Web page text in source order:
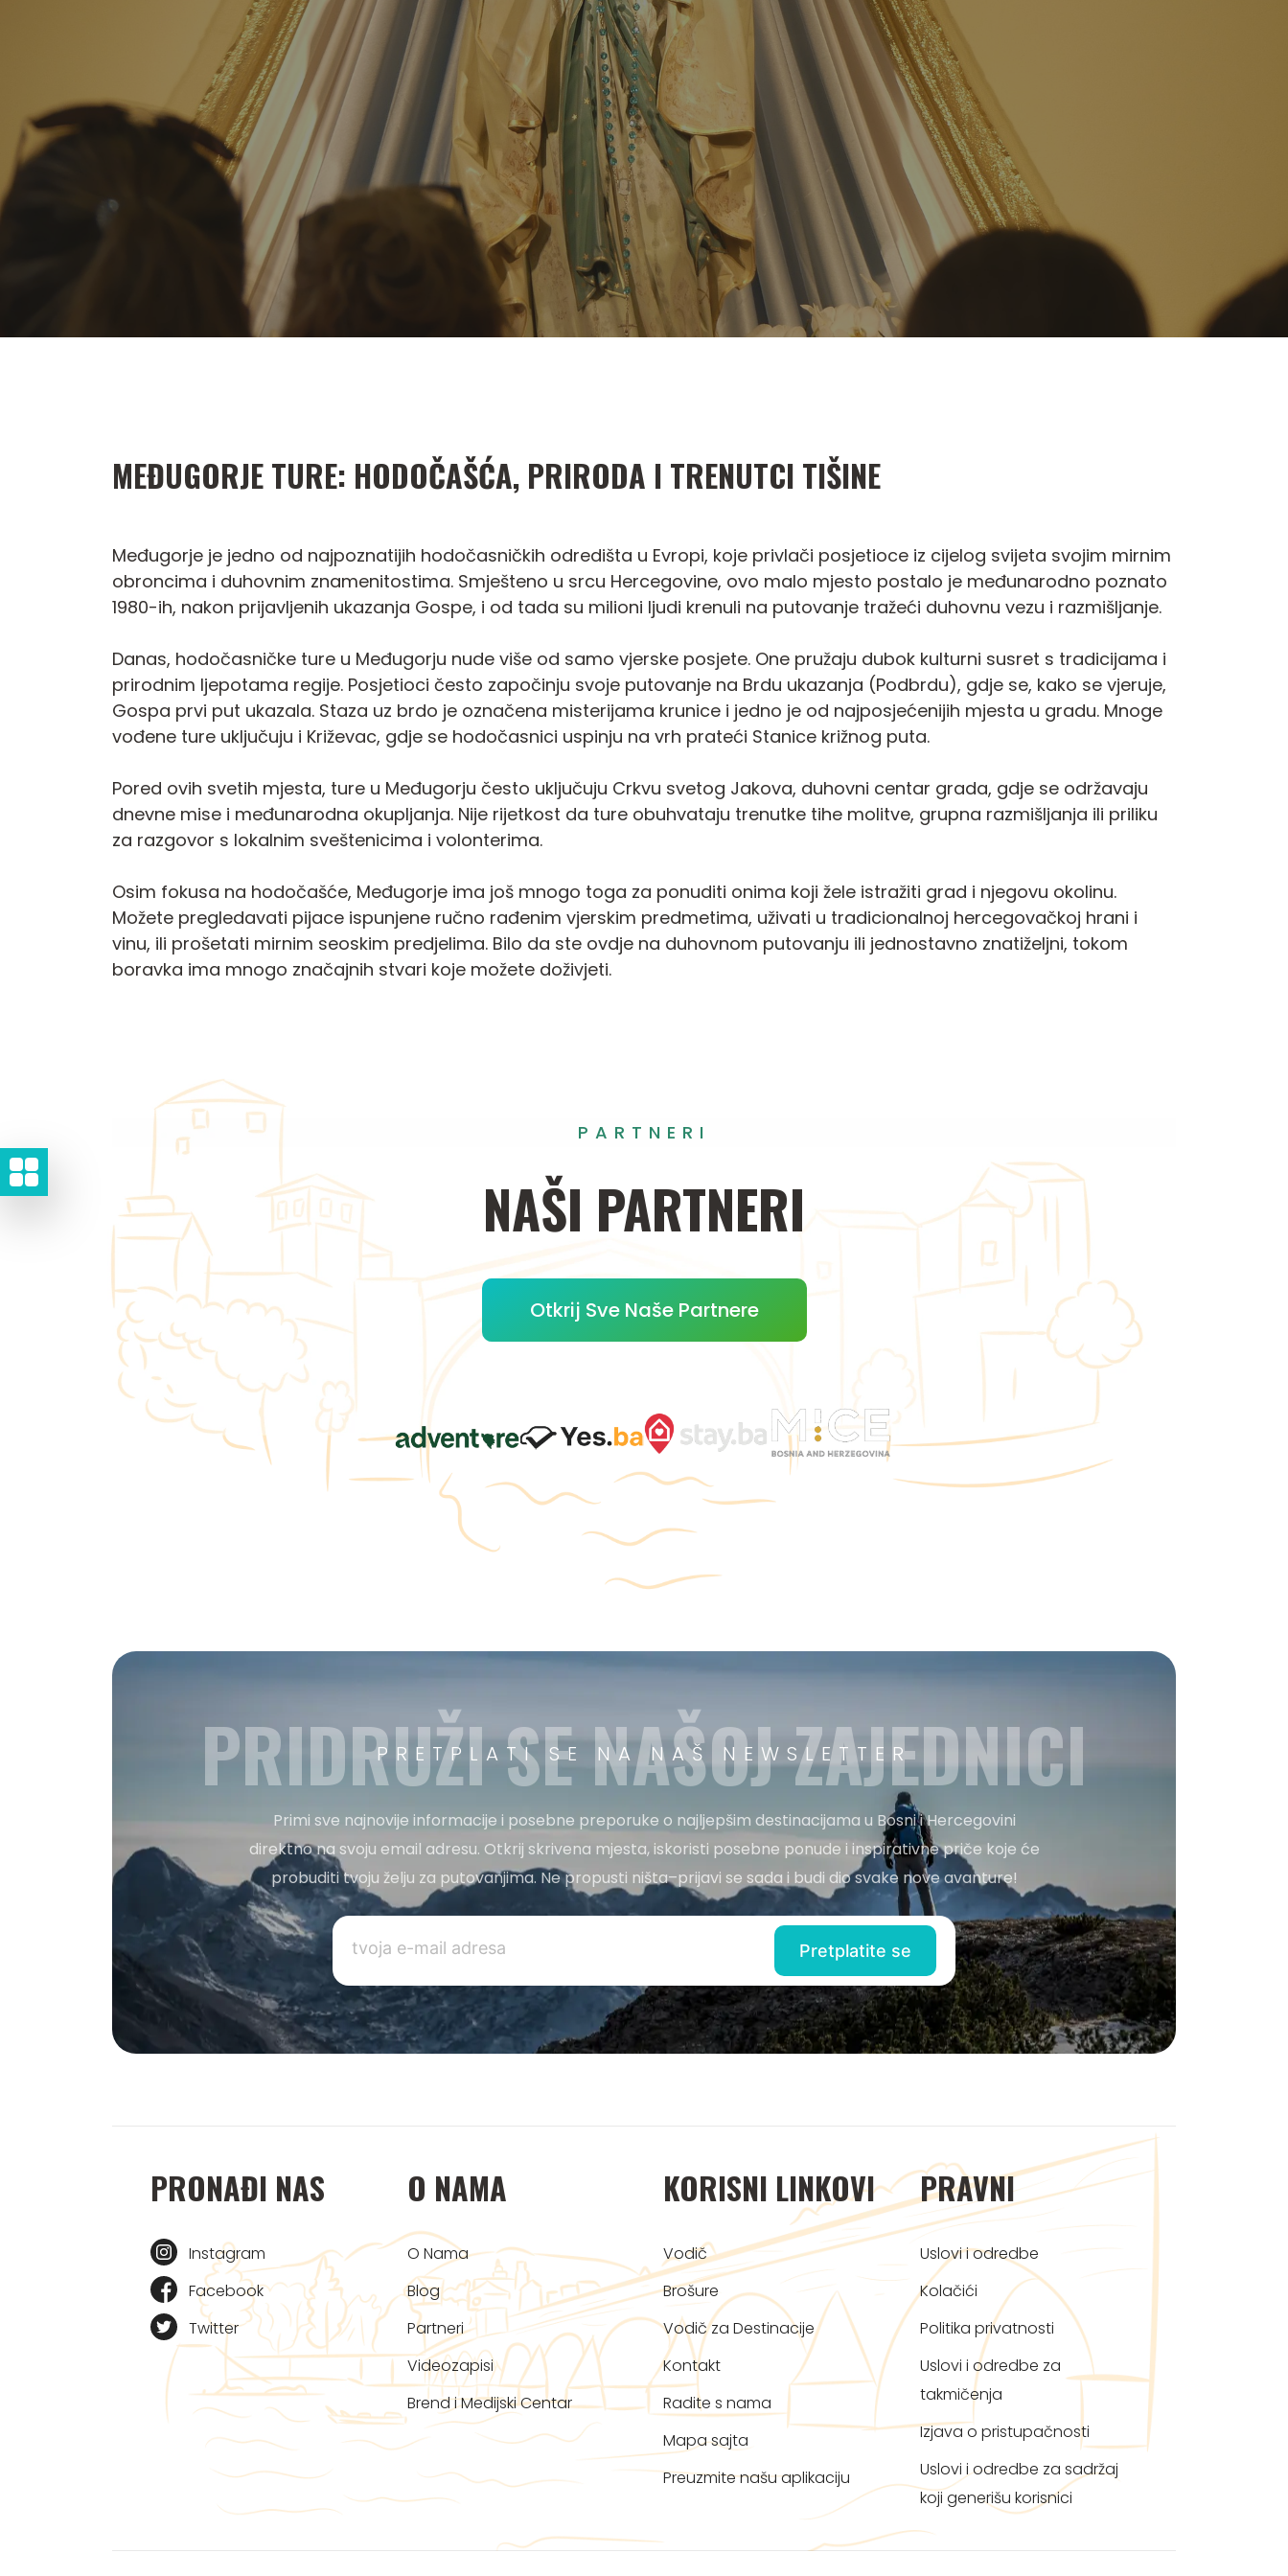
MEĐUGORJE TURE: HODOČAŠĆA, PRIRODA I TRENUTCI TIŠINE
Međugorje je jedno od najpoznatijih hodočasničkih odredišta u Evropi, koje privlači posjetioce iz cijelog svijeta svojim mirnim
obroncima i duhovnim znamenitostima. Smješteno u srcu Hercegovine, ovo malo mjesto postalo je međunarodno poznato
1980-ih, nakon prijavljenih ukazanja Gospe, i od tada su milioni ljudi krenuli na putovanje tražeći duhovnu vezu i razmišljanje.
Danas, hodočasničke ture u Međugorju nude više od samo vjerske posjete. One pružaju dubok kulturni susret s tradicijama i
prirodnim ljepotama regije. Posjetioci često započinju svoje putovanje na Brdu ukazanja (Podbrdu), gdje se, kako se vjeruje,
Gospa prvi put ukazala. Staza uz brdo je označena misterijama krunice i jedno je od najposjećenijih mjesta u gradu. Mnoge
vođene ture uključuju i Križevac, gdje se hodočasnici uspinju na vrh prateći Stanice križnog puta.
Pored ovih svetih mjesta, ture u Međugorju često uključuju Crkvu svetog Jakova, duhovni centar grada, gdje se održavaju
dnevne mise i međunarodna okupljanja. Nije rijetkost da ture obuhvataju trenutke tihe molitve, grupna razmišljanja ili priliku
za razgovor s lokalnim sveštenicima i volonterima.
Osim fokusa na hodočašće, Međugorje ima još mnogo toga za ponuditi onima koji žele istražiti grad i njegovu okolinu.
Možete pregledavati pijace ispunjene ručno rađenim vjerskim predmetima, uživati u tradicionalnoj hercegovačkoj hrani i
vinu, ili prošetati mirnim seoskim predjelima. Bilo da ste ovdje na duhovnom putovanju ili jednostavno znatiželjni, tokom
boravka ima mnogo značajnih stvari koje možete doživjeti.
PARTNERI
NAŠI PARTNERI
Otkrij Sve Naše Partnere
PRETPLATI SE NA NAŠ NEWSLETTER
PRIDRUŽI SE NAŠOJ ZAJEDNICI
Primi sve najnovije informacije i posebne preporuke o najljepšim destinacijama u Bosni i Hercegovini
direktno na svoju email adresu. Otkrij skrivena mjesta, iskoristi posebne ponude i inspirativne priče koje će
probuditi tvoju želju za putovanjima. Ne propusti ništa–prijavi se sada i budi dio svake nove avanture!
PRONAĐI NAS
Instagram
Facebook
Twitter
O NAMA
O Nama
Blog
Partneri
Videozapisi
Brend i Medijski Centar
KORISNI LINKOVI
Vodič
Brošure
Vodič za Destinacije
Kontakt
Radite s nama
Mapa sajta
Preuzmite našu aplikaciju
PRAVNI
Uslovi i odredbe
Kolačići
Politika privatnosti
Uslovi i odredbe za
takmičenja
Izjava o pristupačnosti
Uslovi i odredbe za sadržaj
koji generišu korisnici